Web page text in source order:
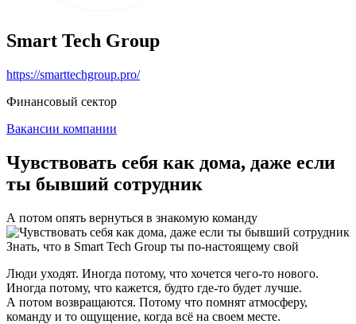
Smart Tech Group
https://smarttechgroup.pro/
Финансовый сектор
Вакансии компании
Чувствовать себя как дома, даже если
ты бывший сотрудник
А потом опять вернуться в знакомую команду
Знать, что в Smart Tech Group ты по-настоящему свой
Люди уходят. Иногда потому, что хочется чего-то нового.
Иногда потому, что кажется, будто где-то будет лучше.
А потом возвращаются. Потому что помнят атмосферу,
команду и то ощущение, когда всё на своем месте.